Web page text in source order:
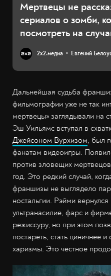
Мертвецы не
сериалов о зомби,
посмотреть на
2х2.медиа Евгений
Дальнейшая судьба
фильмографии уже не так
мертвецы» заглядывали на
Эш Уильямс вступал в
Джейсоном Вурхизом, был
фанатам видеоигры.
против зловещих
год. Это редкий случай,
франшизы не выглядело
ностальгии. Рэйми
ультранасилие, фарс и
режиссуру, но при этом
постареть, стать циничнее
харизмы. Это честное